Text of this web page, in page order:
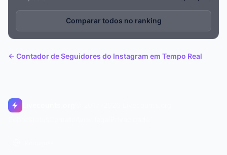
Comparar todos no ranking
← Contador de Seguidores do Instagram em Tempo Real